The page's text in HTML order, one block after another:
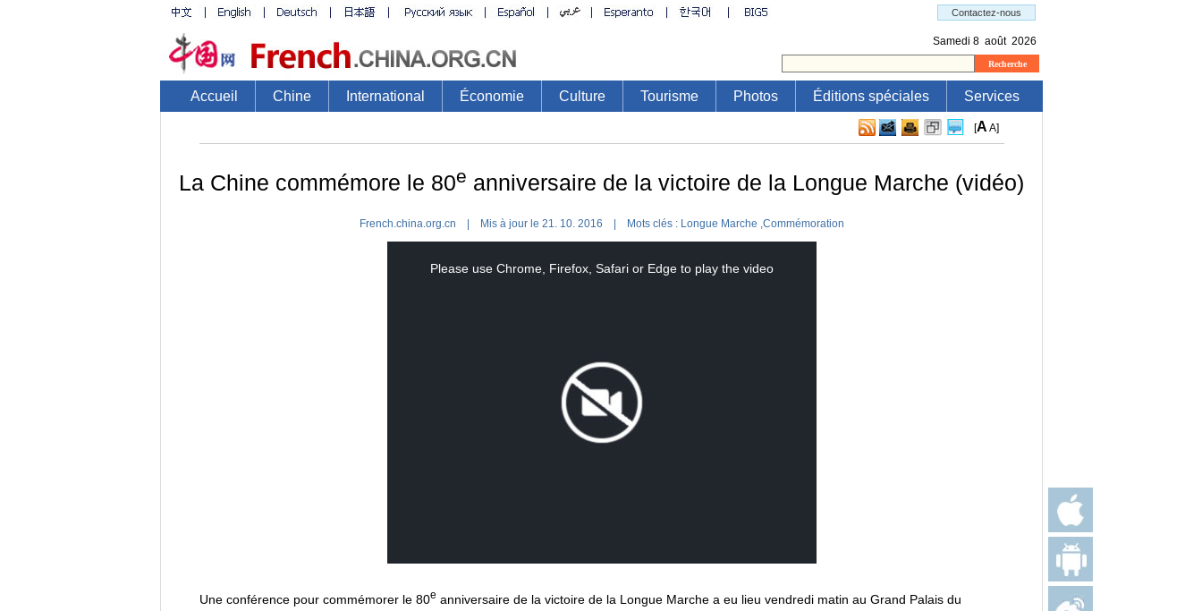
Accueil Chine International Économie Culture Tourisme Photos Éditions spéciales Services
[A A]
La Chine commémore le 80e anniversaire de la victoire de la Longue Marche (vidéo)
French.china.org.cn | Mis à jour le 21. 10. 2016 | Mots clés : Longue Marche ,Commémoration
Please use Chrome, Firefox, Safari or Edge to play the video
Une conférence pour commémorer le 80e anniversaire de la victoire de la Longue Marche a eu lieu vendredi matin au Grand Palais du